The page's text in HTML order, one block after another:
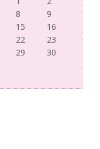
8
9
15
16
22
23
29
30